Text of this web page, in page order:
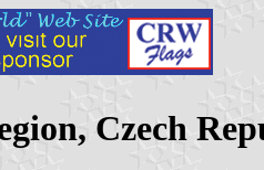
Czech